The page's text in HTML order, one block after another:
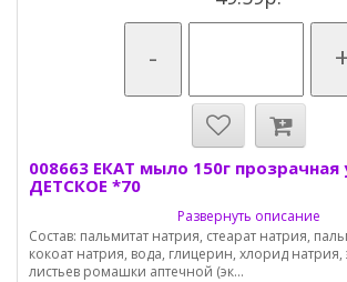
- +
008663 ЕКАТ мыло 150г прозрачная
ДЕТСКОЕ *70
Развернуть описание
Состав: пальмитат натрия, стеарат натрия,
кокоат натрия, вода, глицерин, хлорид натрия,
листьев ромашки аптечной (эк...